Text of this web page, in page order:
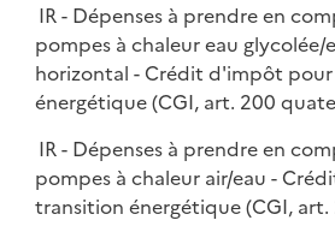
IR - Dépenses à prendre en
pompes à chaleur eau glycolée/
horizontal - Crédit d'impôt
énergétique (CGI, art. 200
IR - Dépenses à prendre en
pompes à chaleur air/eau -
transition énergétique (CGI,